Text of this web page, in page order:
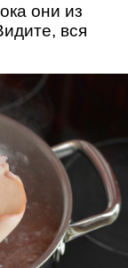
они из
вся